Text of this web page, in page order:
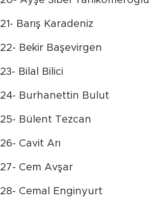
21- Barış Karadeniz
22- Bekir Başevirgen
23- Bilal Bilici
24- Burhanettin Bulut
25- Bülent Tezcan
26- Cavit Arı
27- Cem Avşar
28- Cemal Enginyurt